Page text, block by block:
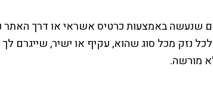
שנעשה באמצעות כרטיס אשראי או דרך האתר
נזק מכל סוג שהוא, עקיף או ישיר, שייגרם
מורשה.